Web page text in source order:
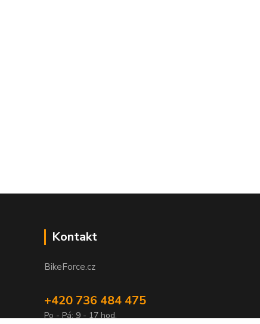
Kontakt
BikeForce.cz
+420 736 484 475
Po - Pá: 9 - 17 hod.